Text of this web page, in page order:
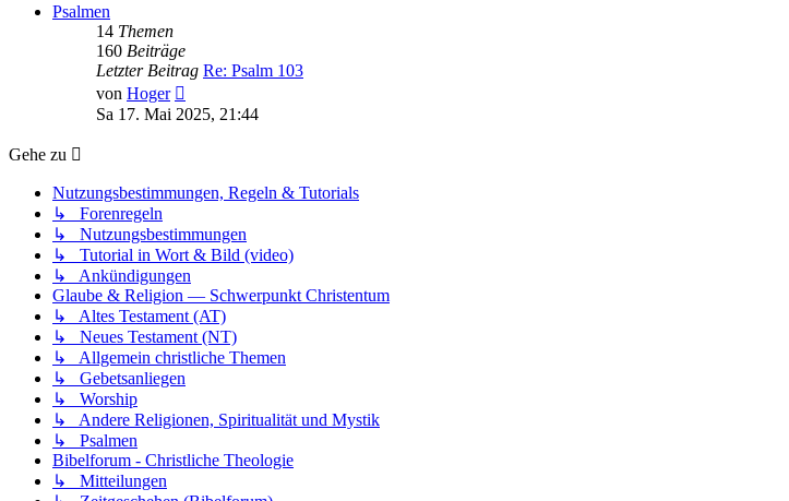
Psalmen
14 Themen
160 Beiträge
Letzter Beitrag Re: Psalm 103
von Hoger
Beitrag
Sa 17. Mai 2025, 21:44
Gehe zu
Nutzungsbestimmungen, Regeln & Tutorials
↳ Forenregeln
↳ Nutzungsbestimmungen
↳ Tutorial in Wort & Bild (video)
↳ Ankündigungen
Glaube & Religion — Schwerpunkt Christentum
↳ Altes Testament (AT)
↳ Neues Testament (NT)
↳ Allgemein christliche Themen
↳ Gebetsanliegen
↳ Worship
↳ Andere Religionen, Spiritualität und Mystik
↳ Psalmen
Bibelforum - Christliche Theologie
↳ Mitteilungen